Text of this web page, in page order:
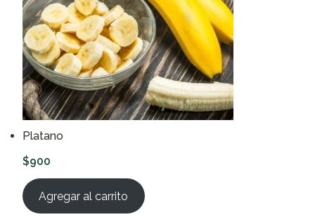
Platano
$900
Agregar al carrito